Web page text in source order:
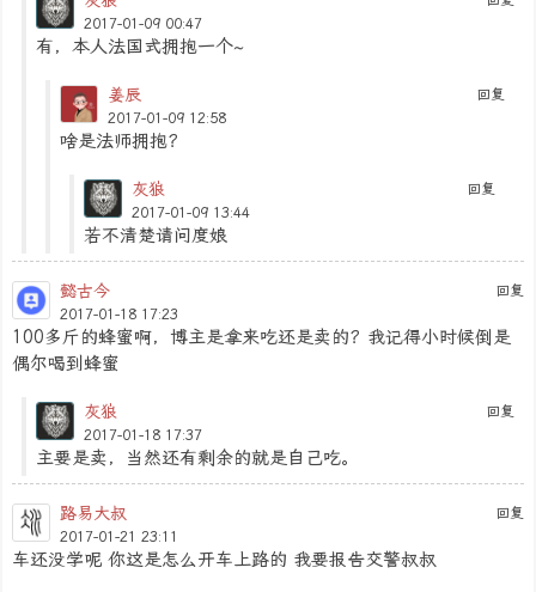
2017-01-09 00:47
有，本人法国式拥抱一个~
回复
姜辰
2017-01-09 12:58
啥是法师拥抱？
回复
灰狼
2017-01-09 13:44
若不清楚请问度娘
回复
懿古今
2017-01-18 17:23
100多斤的蜂蜜啊，博主是拿来吃还是卖的？我记得小时候倒是
偶尔喝到蜂蜜
回复
灰狼
2017-01-18 17:37
主要是卖，当然还有剩余的就是自己吃。
回复
路易大叔
2017-01-21 23:11
车还没学呢 你这是怎么开车上路的 我要报告交警叔叔